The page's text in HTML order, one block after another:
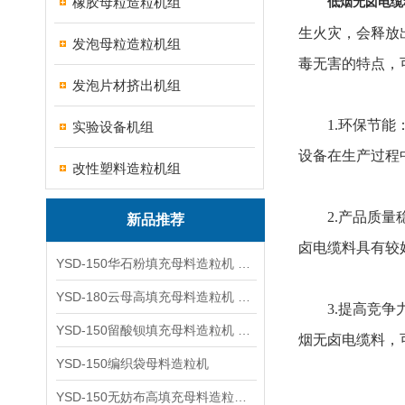
发泡母粒造粒机组
发泡片材挤出机组
实验设备机组
改性塑料造粒机组
新品推荐
YSD-150编织袋母料造粒机
生火灾，会释放
毒无害的特点，
1.环保节能：
设备在生产过程
2.产品质量稳
卤电缆料具有较
3.提高竞争力
烟无卤电缆料，